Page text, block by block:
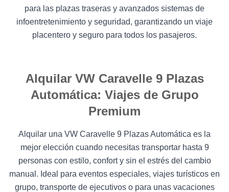
para las plazas traseras y avanzados sistemas de
infoentretenimiento y seguridad, garantizando un viaje
placentero y seguro para todos los pasajeros.
Alquilar VW Caravelle 9 Plazas
Automática: Viajes de Grupo
Premium
Alquilar una VW Caravelle 9 Plazas Automática es la
mejor elección cuando necesitas transportar hasta 9
personas con estilo, confort y sin el estrés del cambio
manual. Ideal para eventos especiales, viajes turísticos en
grupo, transporte de ejecutivos o para unas vacaciones